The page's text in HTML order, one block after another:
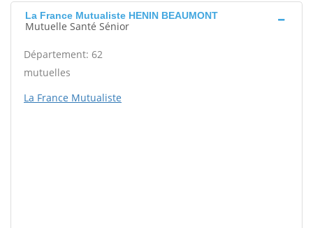
La France Mutualiste HENIN BEAUMONT
Mutuelle Santé Sénior
Département: 62
mutuelles
La France Mutualiste